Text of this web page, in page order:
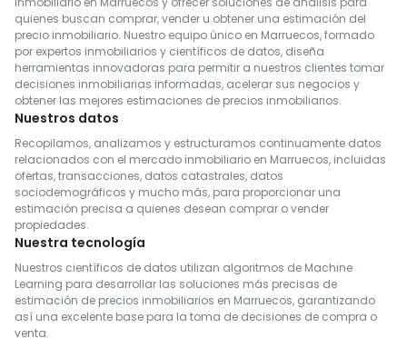
quienes buscan comprar, vender u obtener una estimación del
precio inmobiliario. Nuestro equipo único en Marruecos, formado
por expertos inmobiliarios y científicos de datos, diseña
herramientas innovadoras para permitir a nuestros clientes tomar
decisiones inmobiliarias informadas, acelerar sus negocios y
obtener las mejores estimaciones de precios inmobiliarios.
Nuestros datos
Recopilamos, analizamos y estructuramos continuamente datos
relacionados con el mercado inmobiliario en Marruecos, incluidas
ofertas, transacciones, datos catastrales, datos
sociodemográficos y mucho más, para proporcionar una
estimación precisa a quienes desean comprar o vender
propiedades.
Nuestra tecnología
Nuestros científicos de datos utilizan algoritmos de Machine
Learning para desarrollar las soluciones más precisas de
estimación de precios inmobiliarios en Marruecos, garantizando
así una excelente base para la toma de decisiones de compra o
venta.